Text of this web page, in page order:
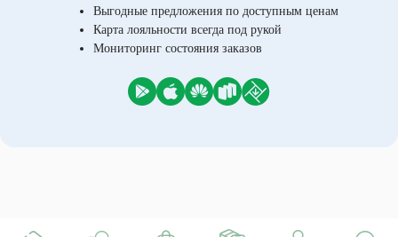
Выгодные предложения по доступным ценам
Карта лояльности всегда под рукой
Мониторинг состояния заказов